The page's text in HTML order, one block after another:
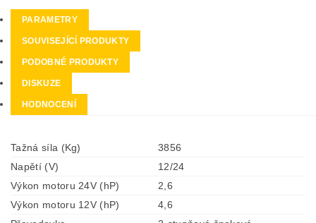
PARAMETRY
SOUVISEJÍCÍ PRODUKTY
PODOBNÉ PRODUKTY
DISKUZE
HODNOCENÍ
Tažná síla (Kg)
3856
Napětí (V)
12/24
Výkon motoru 24V (hP)
2,6
Výkon motoru 12V (hP)
4,6